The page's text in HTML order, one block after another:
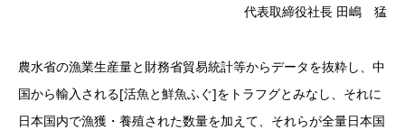
代表取締役社長 田嶋 猛
農水省の漁業生産量と財務省貿易統計等からデータを抜粋し、中
国から輸入される[活魚と鮮魚ふぐ]をトラフグとみなし、それに
日本国内で漁獲・養殖された数量を加えて、それらが全量日本国